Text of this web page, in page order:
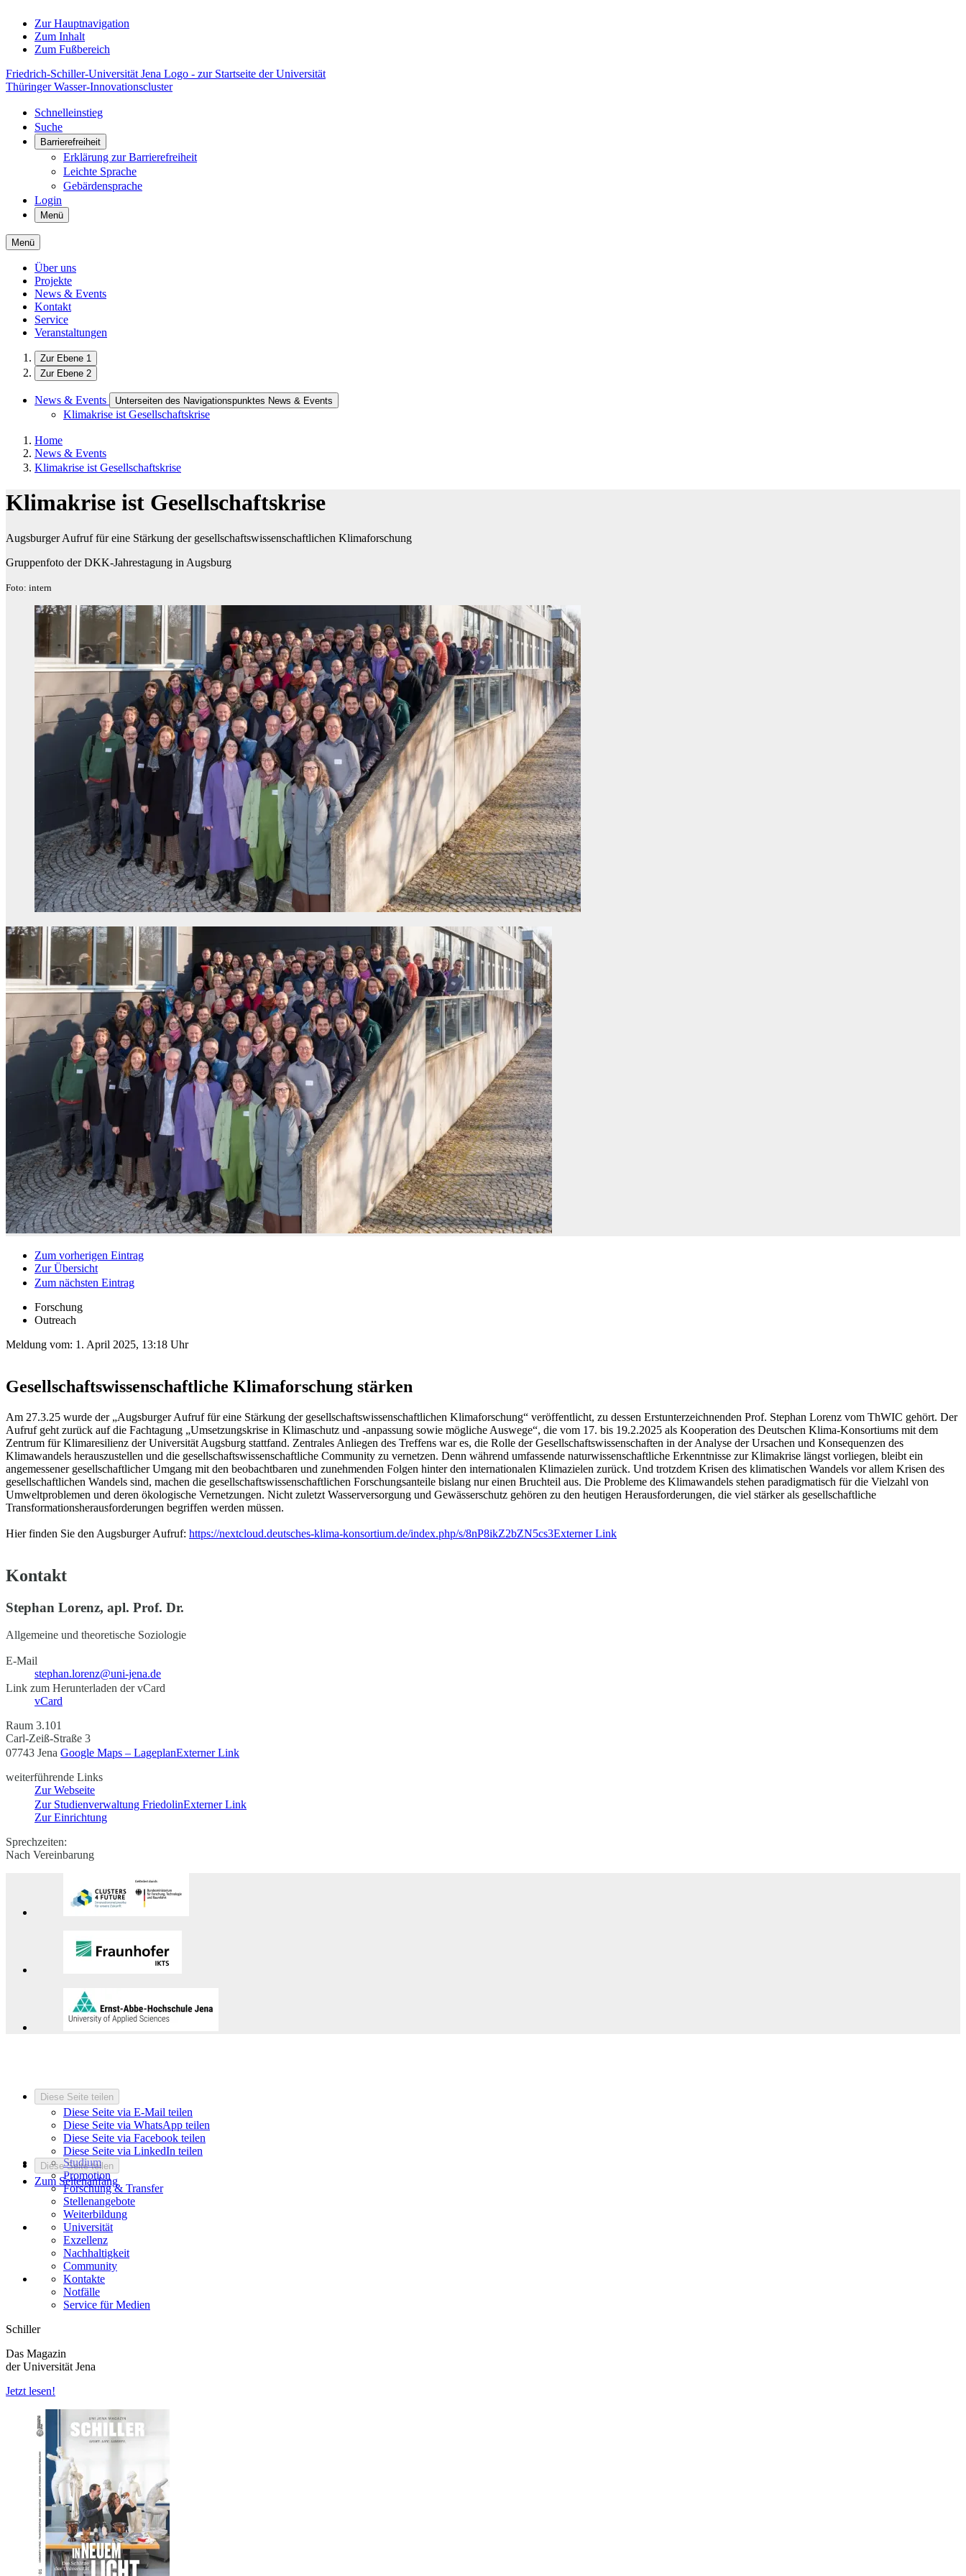
Zur Hauptnavigation
Zum Inhalt
Zum Fußbereich
Friedrich-Schiller-Universität Jena Logo - zur Startseite der Universität
Thüringer Wasser-Innovationscluster
Schnelleinstieg
Suche
Barrierefreiheit
Erklärung zur Barrierefreiheit
Leichte Sprache
Gebärdensprache
Login
Menü
Menü
Über uns
Projekte
News & Events
Kontakt
Service
Veranstaltungen
Zur Ebene 1
Zur Ebene 2
News & Events Unterseiten des Navigationspunktes News & Events
Klimakrise ist Gesellschaftskrise
Home
News & Events
Klimakrise ist Gesellschaftskrise
Klimakrise ist Gesellschaftskrise
Augsburger Aufruf für eine Stärkung der gesellschaftswissenschaftlichen Klimaforschung
Gruppenfoto der DKK-Jahrestagung in Augsburg
Foto: intern
Zum vorherigen Eintrag
Zur Übersicht
Zum nächsten Eintrag
Forschung
Outreach
Meldung vom: 1. April 2025, 13:18 Uhr
Gesellschaftswissenschaftliche Klimaforschung stärken
Am 27.3.25 wurde der „Augsburger Aufruf für eine Stärkung der gesellschaftswissenschaftlichen Klimaforschung“ veröffentlicht, zu dessen Erstunterzeichnenden Prof. Stephan Lorenz vom ThWIC gehört. Der
Aufruf geht zurück auf die Fachtagung „Umsetzungskrise in Klimaschutz und -anpassung sowie mögliche Auswege“, die vom 17. bis 19.2.2025 als Kooperation des Deutschen Klima-Konsortiums mit dem
Zentrum für Klimaresilienz der Universität Augsburg stattfand. Zentrales Anliegen des Treffens war es, die Rolle der Gesellschaftswissenschaften in der Analyse der Ursachen und Konsequenzen des
Klimawandels herauszustellen und die gesellschaftswissenschaftliche Community zu vernetzen. Denn während umfassende naturwissenschaftliche Erkenntnisse zur Klimakrise längst vorliegen, bleibt ein
angemessener gesellschaftlicher Umgang mit den beobachtbaren und zunehmenden Folgen hinter den internationalen Klimazielen zurück. Und trotzdem Krisen des klimatischen Wandels vor allem Krisen des
gesellschaftlichen Wandels sind, machen die gesellschaftswissenschaftlichen Forschungsanteile bislang nur einen Bruchteil aus. Die Probleme des Klimawandels stehen paradigmatisch für die Vielzahl von
Umweltproblemen und deren ökologische Vernetzungen. Nicht zuletzt Wasserversorgung und Gewässerschutz gehören zu den heutigen Herausforderungen, die viel stärker als gesellschaftliche
Transformationsherausforderungen begriffen werden müssen.
Hier finden Sie den Augsburger Aufruf: https://nextcloud.deutsches-klima-konsortium.de/index.php/s/8nP8ikZ2bZN5cs3Externer Link
Kontakt
Stephan Lorenz, apl. Prof. Dr.
Allgemeine und theoretische Soziologie
E-Mail
stephan.lorenz@uni-jena.de
Link zum Herunterladen der vCard
vCard
Raum 3.101
Carl-Zeiß-Straße 3
07743 Jena Google Maps – LageplanExterner Link
weiterführende Links
Zur Webseite
Zur Studienverwaltung FriedolinExterner Link
Zur Einrichtung
Sprechzeiten:
Nach Vereinbarung
Diese Seite teilen
Diese Seite via E-Mail teilen
Diese Seite via WhatsApp teilen
Diese Seite via Facebook teilen
Diese Seite via LinkedIn teilen
Diese Seite teilen
Zum Seitenanfang
Studium
Promotion
Forschung & Transfer
Stellenangebote
Weiterbildung
Universität
Exzellenz
Nachhaltigkeit
Community
Kontakte
Notfälle
Service für Medien
Schiller
Das Magazin
der Universität Jena
Jetzt lesen!